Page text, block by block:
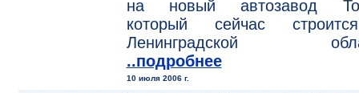
на новый автозавод
который сейчас
Ленинградской
..подробнее
10 июля 2006 г.